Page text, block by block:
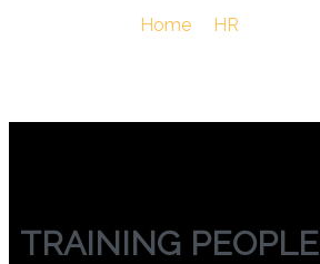
Home HR
TRAINING PEOPLE